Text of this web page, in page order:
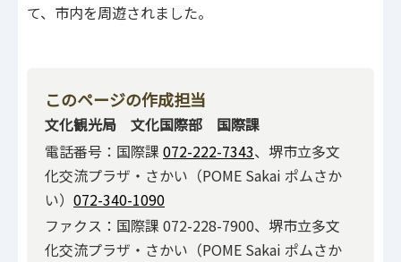
て、市内を周遊されました。
このページの作成担当
文化観光局 文化国際部 国際課
電話番号：国際課 072-222-7343、堺市立多文
化交流プラザ・さかい（POME Sakai ポムさか
い） 072-340-1090
ファクス：国際課 072-228-7900、堺市立多文
化交流プラザ・さかい（POME Sakai ポムさか